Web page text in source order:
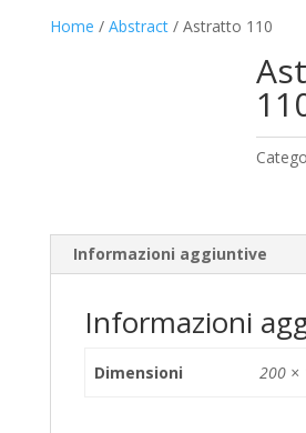
Home / Abstract/ Astratto 110
Informazioni aggiuntive
Informazioni
Dimensioni 200 ×